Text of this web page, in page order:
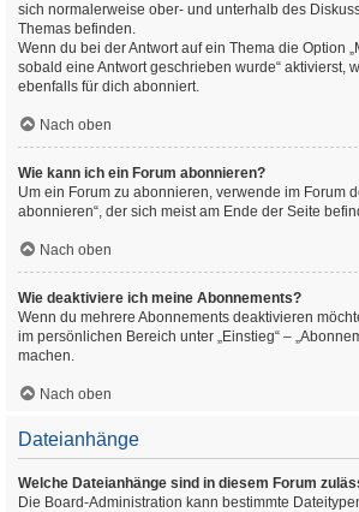
sich normalerweise ober- und unterhalb des
Themas befinden.
Wenn du bei der Antwort auf ein Thema die Option
sobald eine Antwort geschrieben wurde“ aktivierst,
ebenfalls für dich abonniert.
Nach oben
Wie kann ich ein Forum abonnieren?
Um ein Forum zu abonnieren, verwende im Forum
abonnieren“, der sich meist am Ende der Seite
Nach oben
Wie deaktiviere ich meine Abonnements?
Wenn du mehrere Abonnements deaktivieren
im persönlichen Bereich unter „Einstieg“ –
machen.
Nach oben
Dateianhänge
Welche Dateianhänge sind in diesem Forum
Die Board-Administration kann bestimmte